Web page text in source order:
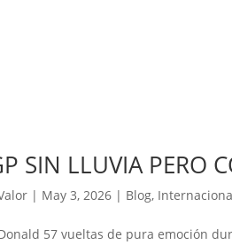
SIN LLUVIA PERO
| May 3, 2026 | Blog,
57 vueltas de pura emoción